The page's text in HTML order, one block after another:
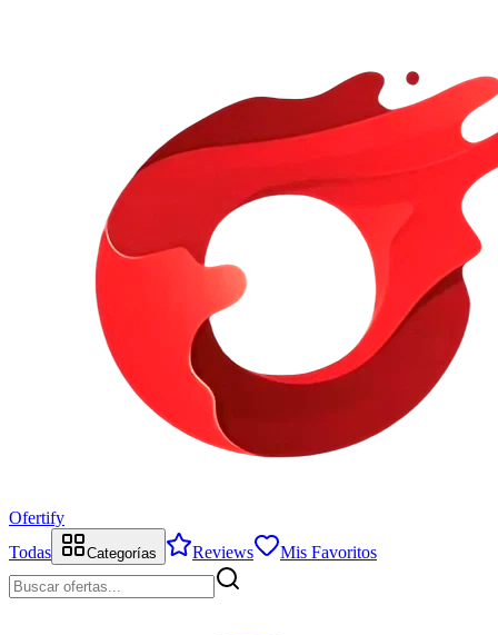
Ofertify
Todas
Categorías Reviews Mis Favoritos